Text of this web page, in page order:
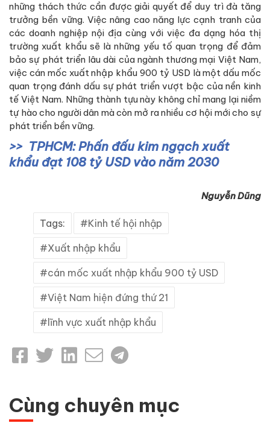
những thách thức cần được giải quyết để duy trì đà tăng
trưởng bền vững. Việc nâng cao năng lực cạnh tranh của
các doanh nghiệp nội địa cùng với việc đa dạng hóa thị
trường xuất khẩu sẽ là những yếu tố quan trọng để đảm
bảo sự phát triển lâu dài của ngành thương mại Việt Nam,
việc cán mốc xuất nhập khẩu 900 tỷ USD là một dấu mốc
quan trọng đánh dấu sự phát triển vượt bậc của nền kinh
tế Việt Nam. Những thành tựu này không chỉ mang lại niềm
tự hào cho người dân mà còn mở ra nhiều cơ hội mới cho sự
phát triển bền vững.
TPHCM: Phấn đấu kim ngạch xuất
khẩu đạt 108 tỷ USD vào năm 2030
Nguyễn Dũng
Tags: Kinh tế hội nhập
Xuất nhập khẩu
cán mốc xuất nhập khẩu 900 tỷ USD
Việt Nam hiện đứng thứ 21
lĩnh vực xuất nhập khẩu
Cùng chuyên mục